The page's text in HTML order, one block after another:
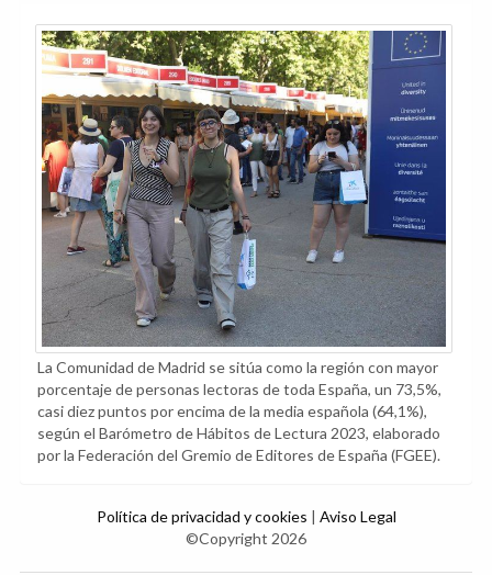
La Comunidad de Madrid se sitúa como la región con mayor
porcentaje de personas lectoras de toda España, un 73,5%,
casi diez puntos por encima de la media española (64,1%),
según el Barómetro de Hábitos de Lectura 2023, elaborado
por la Federación del Gremio de Editores de España (FGEE).
Política de privacidad y cookies | Aviso Legal
©Copyright 2026